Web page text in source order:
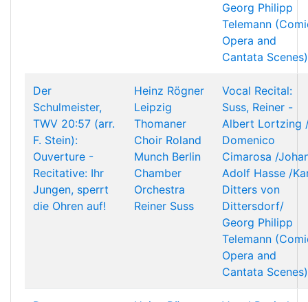
Georg Philipp
Telemann
Opera and
Cantata Scenes)
Der
Schulmeister,
TWV 20:57 (arr.
F. Stein):
Ouverture -
Recitative: Ihr
Jungen, sperrt
die Ohren auf!
Heinz Rögner
Leipzig
Thomaner
Choir Roland
Munch Berlin
Chamber
Orchestra
Reiner Suss
Vocal Recital:
Suss, Reiner -
Albert Lortzing
Domenico
Cimarosa /
Adolf Hasse /
Ditters von
Dittersdorf/
Georg Philipp
Telemann
Opera and
Cantata Scenes)